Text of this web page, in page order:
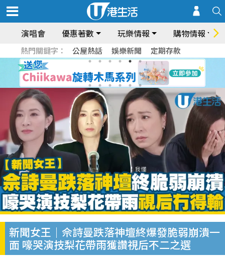
演唱會 優惠著數 玩樂情報 購物情報
熱門關鍵字： 公屋熱話 娛樂新聞 定期存款
新聞女王｜佘詩曼跌落神壇終爆發脆弱崩潰一
面 嚎哭演技梨花帶雨獲讚視后不二之選